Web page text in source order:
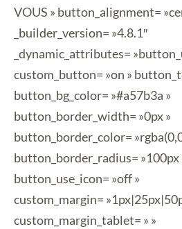
VOUS » button_alignment=
_builder_version= »4.8.1″
_dynamic_attributes=
custom_button= »on »
button_bg_color= »#a57b3a »
button_border_width= »0px »
button_border_color=
button_border_radius= »100px
button_use_icon= »off »
custom_margin=
custom_margin_tablet= » »